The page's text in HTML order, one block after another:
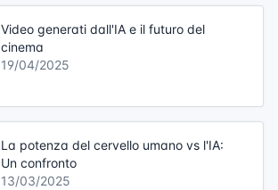
Video generati dall'IA e il futuro del
cinema
19/04/2025
La potenza del cervello umano vs l'IA:
Un confronto
13/03/2025